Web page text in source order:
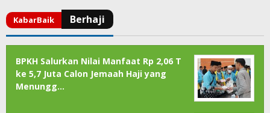
BPKH Salurkan Nilai Manfaat Rp 2,06 T
ke 5,7 Juta Calon Jemaah Haji yang
Menungg…